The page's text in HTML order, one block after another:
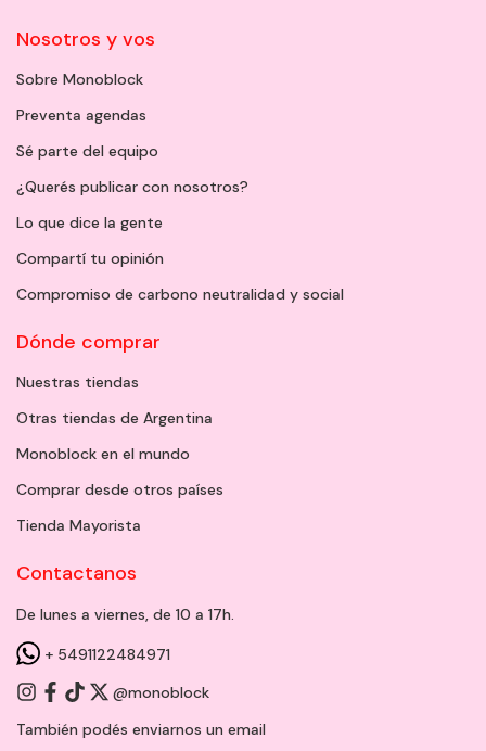
Nosotros y vos
Sobre Monoblock
Preventa agendas
Sé parte del equipo
¿Querés publicar con nosotros?
Lo que dice la gente
Compartí tu opinión
Compromiso de carbono neutralidad y social
Dónde comprar
Nuestras tiendas
Otras tiendas de Argentina
Monoblock en el mundo
Comprar desde otros países
Tienda Mayorista
Contactanos
De lunes a viernes, de 10 a 17h.
+ 5491122484971
@monoblock
También podés enviarnos un email